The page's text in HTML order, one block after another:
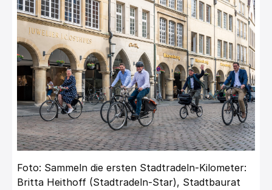
Foto: Sammeln die ersten Stadtradeln-Kilometer:
Britta Heithoff (Stadtradeln-Star), Stadtbaurat